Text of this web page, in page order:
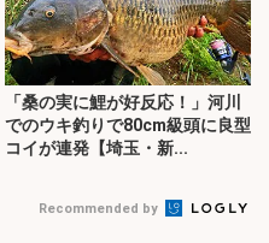
「桑の実に鯉が好反応！」河川
でのウキ釣りで80cm級頭に良型
コイが連発【埼玉・新...
Recommended by